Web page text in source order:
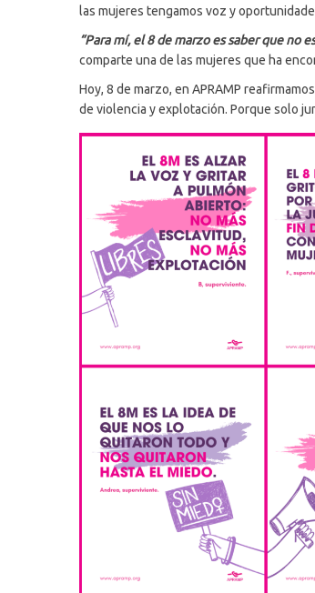
las mujeres tengamos voz y
“Para mí, el 8 de marzo es saber que
comparte una de las mujeres que ha
Hoy, 8 de marzo, en APRAMP
de violencia y explotación. Porque solo